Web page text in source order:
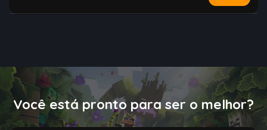
Você está pronto para ser o melhor?